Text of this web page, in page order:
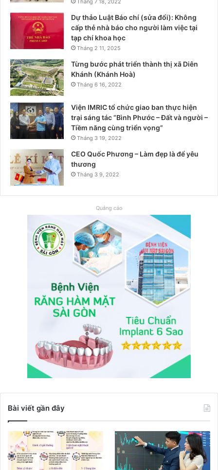
Dự thảo Luật Báo chí (sửa đổi): Không
cấp thẻ nhà báo cho người làm việc tại
tạp chí khoa học
Tháng 2 11, 2025
Từng bước phát triển thành thị xã Diên
Khánh (Khánh Hoà)
Tháng 6 16, 2022
Viện IMRIC tổ chức giao ban thực hiện
trại sáng tác “Bình Phước – Đất và người –
Tiềm năng cùng triển vọng”
Tháng 3 19, 2022
CEO Quốc Phương – Làm đẹp là để yêu
thương
Tháng 3 9, 2022
Quảng cáo
Bài viết gần đây